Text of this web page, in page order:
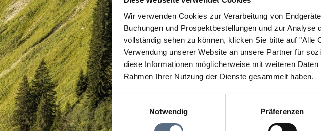
Wir verwenden Cookies zur Verarbeitung von
Buchungen und Prospektbestellungen und zur Analyse
vollständig sehen zu können, klicken Sie bitte auf "Alle
Verwendung unserer Website an unsere Partner für
diese Informationen möglicherweise mit weiteren
Rahmen Ihrer Nutzung der Dienste gesammelt haben.
Einwilligungsauswahl
Notwendig
Präferenzen